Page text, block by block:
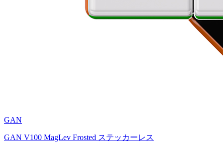
GAN
GAN V100 MagLev Frosted ステッカーレス